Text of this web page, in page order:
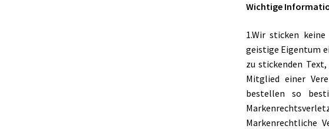
Wichtige
1.Wir sticken
geistige Eigentum
zu stickenden
Mitglied einer
bestellen so
Markenrechtliche